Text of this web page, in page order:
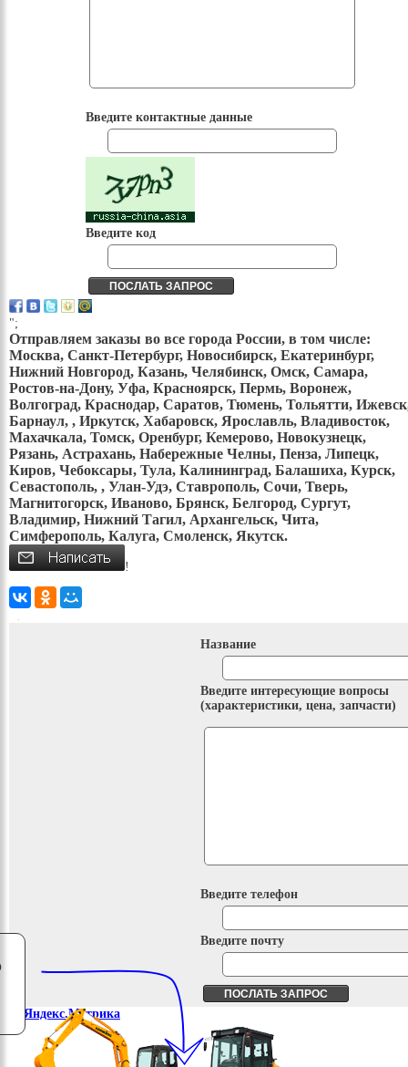
Введите контактные данные
Введите код
";
Отправляем заказы во все города России, в том числе:
Москва, Санкт-Петербург, Новосибирск, Екатеринбург,
Нижний Новгород, Казань, Челябинск, Омск, Самара,
Ростов-на-Дону, Уфа, Красноярск, Пермь, Воронеж,
Волгоград, Краснодар, Саратов, Тюмень, Тольятти,
Барнаул, , Иркутск, Хабаровск, Ярославль, Владивосток,
Махачкала, Томск, Оренбург, Кемерово, Новокузнецк,
Рязань, Астрахань, Набережные Челны, Пенза, Липецк,
Киров, Чебоксары, Тула, Калининград, Балашиха, Курск,
Севастополь, , Улан-Удэ, Ставрополь, Сочи, Тверь,
Магнитогорск, Иваново, Брянск, Белгород, Сургут,
Владимир, Нижний Тагил, Архангельск, Чита,
Симферополь, Калуга, Смоленск, Якутск.
!
Название
Введите интересующие вопросы
(характеристики, цена, запчасти)
Введите телефон
Введите почту